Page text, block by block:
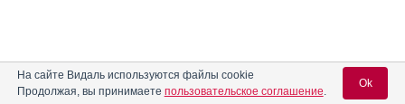
На сайте Видаль используются файлы cookie
Продолжая, вы принимаете пользовательское соглашение.
Ok